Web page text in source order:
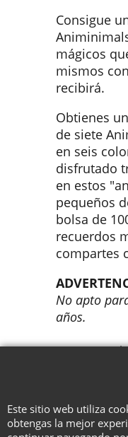
Consigue
mágicos
mismos
recibirá.
Obtienes
de siete
en seis
disfrutado
en estos
pequeños
bolsa de
recuerdos
compartes
No apto
años.
Se entrega
To create online store
Este sitio web utiliza
obtengas la mejor